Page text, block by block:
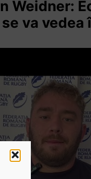
Weidner:
va vedea